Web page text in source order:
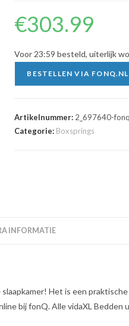
€303.99
Voor 23:59 besteld, uiterlijk
BESTELLEN VIA FONQ.NL
Artikelnummer: 2_697640-fonq
Categorie: Boxsprings
INFORMATIE
Het is een
bij fonQ. Alle vidaXL Bedden